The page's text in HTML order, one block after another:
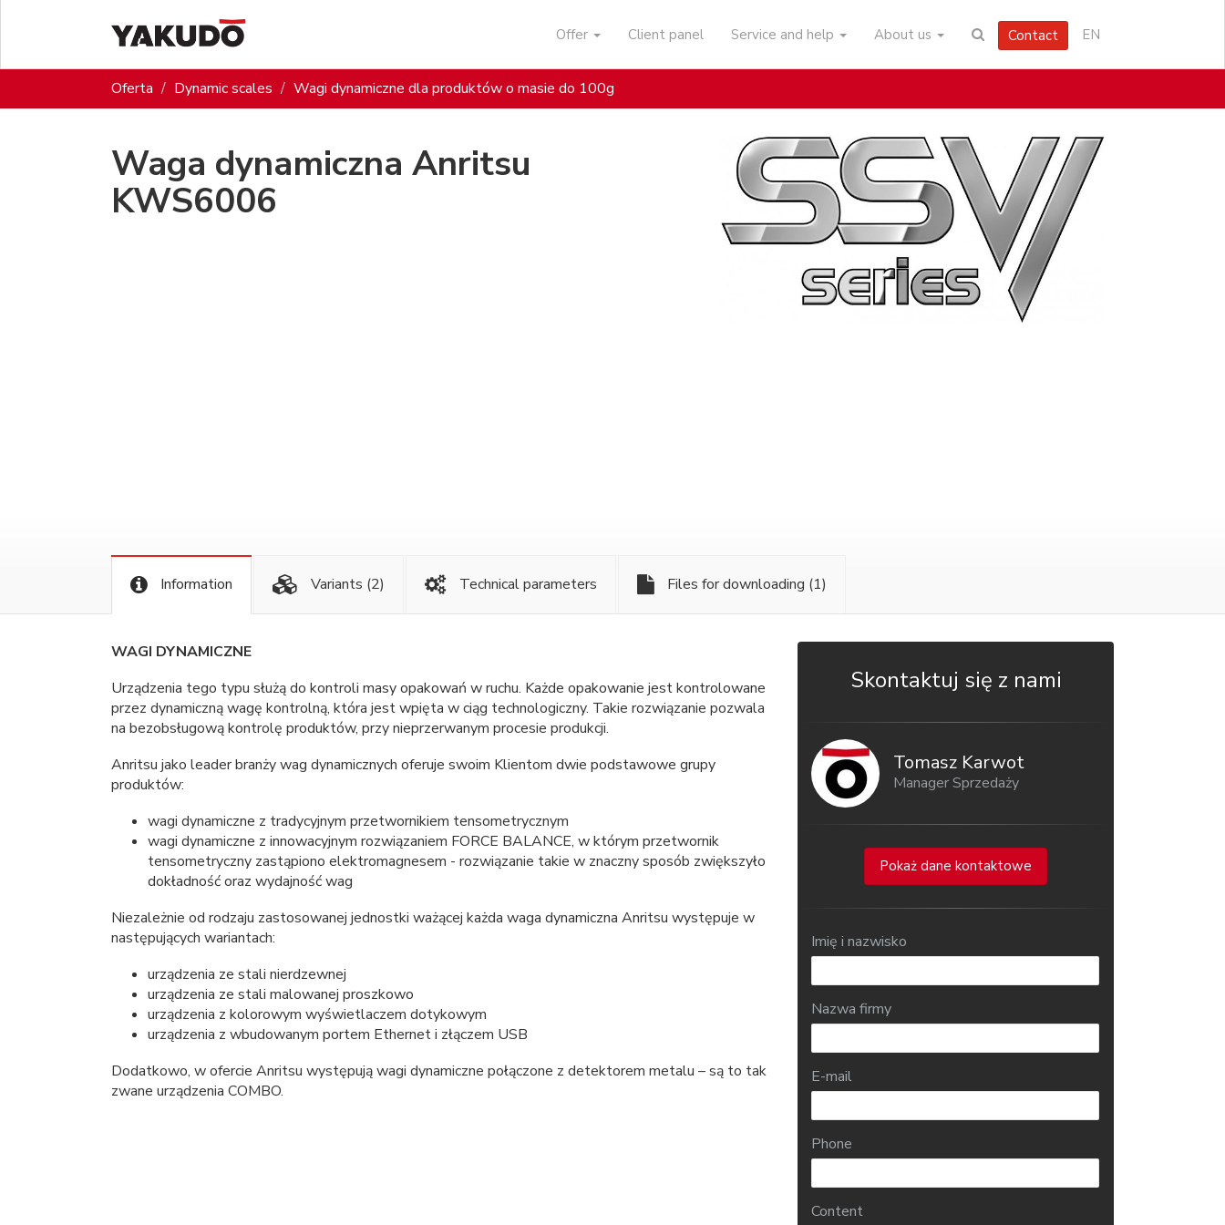
Offer Client panel Service and help About us Contact EN
Oferta Dynamic scales Wagi dynamiczne dla produktów o masie do 100g
Waga dynamiczna Anritsu
KWS6006
Information Variants (2) Technical parameters Files for downloading (1)
WAGI DYNAMICZNE
Urządzenia tego typu służą do kontroli masy opakowań w ruchu. Każde opakowanie jest kontrolowane
przez dynamiczną wagę kontrolną, która jest wpięta w ciąg technologiczny. Takie rozwiązanie pozwala
na bezobsługową kontrolę produktów, przy nieprzerwanym procesie produkcji.
Anritsu jako leader branży wag dynamicznych oferuje swoim Klientom dwie podstawowe grupy
produktów:
wagi dynamiczne z tradycyjnym przetwornikiem tensometrycznym
wagi dynamiczne z innowacyjnym rozwiązaniem FORCE BALANCE, w którym przetwornik
tensometryczny zastąpiono elektromagnesem - rozwiązanie takie w znaczny sposób zwiększyło
dokładność oraz wydajność wag
Niezależnie od rodzaju zastosowanej jednostki ważącej każda waga dynamiczna Anritsu występuje w
następujących wariantach:
urządzenia ze stali nierdzewnej
urządzenia ze stali malowanej proszkowo
urządzenia z kolorowym wyświetlaczem dotykowym
urządzenia z wbudowanym portem Ethernet i złączem USB
Dodatkowo, w ofercie Anritsu występują wagi dynamiczne połączone z detektorem metalu – są to tak
zwane urządzenia COMBO.
Skontaktuj się z nami
Tomasz Karwot
Manager Sprzedaży
Pokaż dane kontaktowe
Imię i nazwisko
Nazwa firmy
E-mail
Phone
Content